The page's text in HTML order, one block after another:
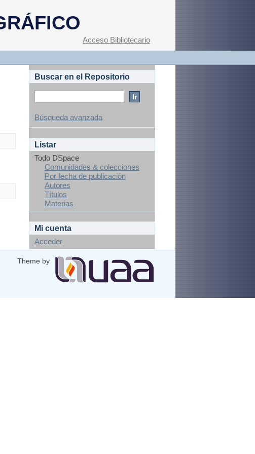
Acceso Bibliotecario
Buscar en el Repositorio
Búsqueda avanzada
Listar
Todo DSpace
Comunidades & colecciones
Por fecha de publicación
Autores
Títulos
Materias
Mi cuenta
Acceder
Theme by